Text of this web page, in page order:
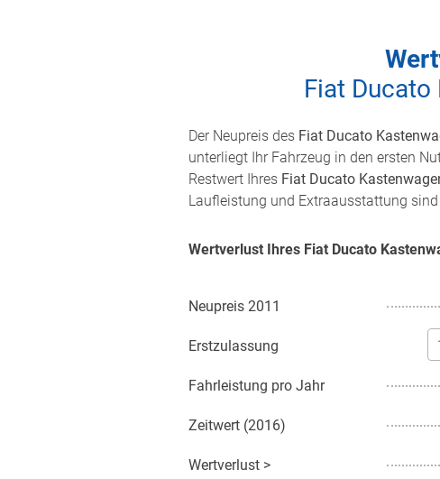
Fiat
Der Neupreis des Fiat Ducato
unterliegt Ihr Fahrzeug in den ersten
Restwert Ihres Fiat Ducato
Laufleistung und Extraausstattung
Wertverlust Ihres Fiat Ducato
Neupreis 2011
Erstzulassung
Fahrleistung pro Jahr
Zeitwert (2016)
Wertverlust >